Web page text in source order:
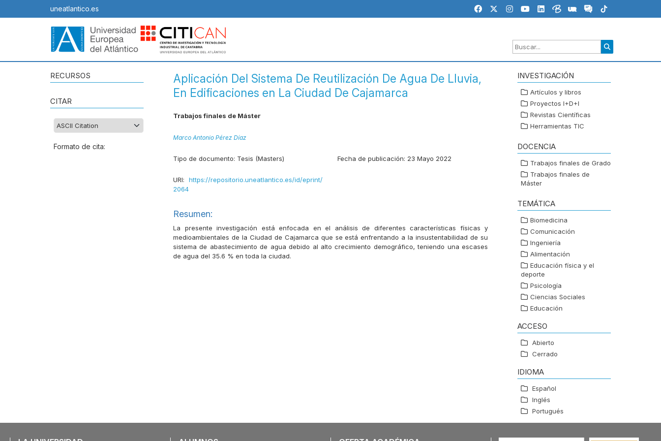
uneatlantico.es
RECURSOS
CITAR
Formato de cita:
Aplicación Del Sistema De Reutilización De Agua De Lluvia,
En Edificaciones en La Ciudad De Cajamarca
Trabajos finales de Máster
Marco Antonio Pérez Díaz
Tipo de documento: Tesis (Masters) Fecha de publicación: 23 Mayo 2022
URI: https://repositorio.uneatlantico.es/id/eprint/
2064
Resumen:
La presente investigación está enfocada en el análisis de diferentes características físicas y
medioambientales de la Ciudad de Cajamarca que se está enfrentando a la insustentabilidad de su
sistema de abastecimiento de agua debido al alto crecimiento demográfico, teniendo una escases
de agua del 35.6 % en toda la ciudad.
INVESTIGACIÓN
Artículos y libros
Proyectos I+D+I
Revistas Científicas
Herramientas TIC
DOCENCIA
Trabajos finales de Grado
Trabajos finales de
Máster
TEMÁTICA
Biomedicina
Comunicación
Ingeniería
Alimentación
Educación física y el
deporte
Psicología
Ciencias Sociales
Educación
ACCESO
Abierto
Cerrado
IDIOMA
Español
Inglés
Portugués